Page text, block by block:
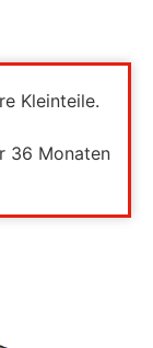
Kleinteile.
36 Monaten